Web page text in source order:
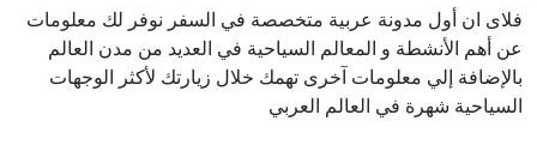
فلاى ان أول مدونة عربية متخصصة في السفر نوفر لك معلومات
عن أهم الأنشطة و المعالم السياحية في العديد من مدن العالم
بالإضافة إلي معلومات آخرى تهمك خلال زيارتك لأكثر الوجهات
السياحية شهرة في العالم العربي